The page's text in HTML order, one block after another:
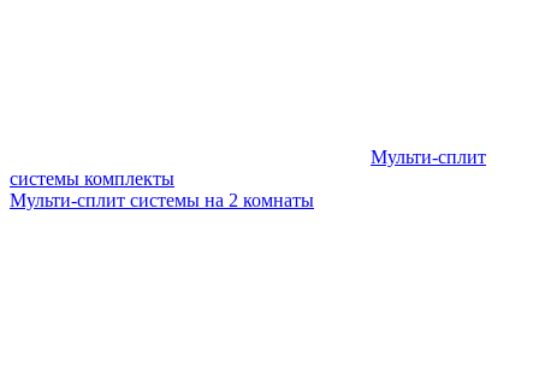
Мульти-сплит
системы комплекты
Мульти-сплит системы на 2 комнаты